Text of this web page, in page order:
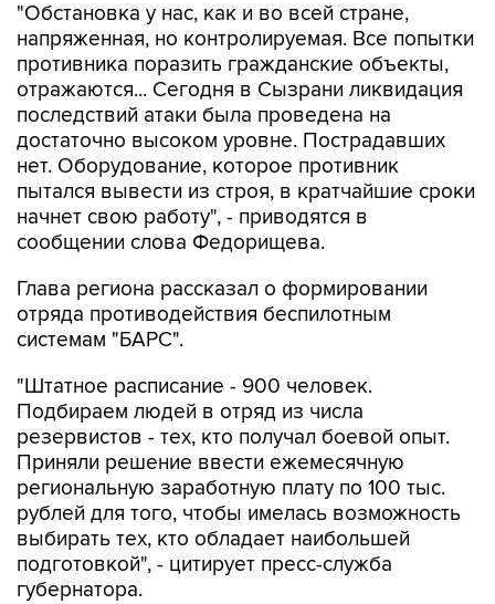
"Обстановка у нас, как и во всей стране,
напряженная, но контролируемая. Все попытки
противника поразить гражданские объекты,
отражаются... Сегодня в Сызрани ликвидация
последствий атаки была проведена на
достаточно высоком уровне. Пострадавших
нет. Оборудование, которое противник
пытался вывести из строя, в кратчайшие сроки
начнет свою работу", - приводятся в
сообщении слова Федорищева.
Глава региона рассказал о формировании
отряда противодействия беспилотным
системам "БАРС".
"Штатное расписание - 900 человек.
Подбираем людей в отряд из числа
резервистов - тех, кто получал боевой опыт.
Приняли решение ввести ежемесячную
региональную заработную плату по 100 тыс.
рублей для того, чтобы имелась возможность
выбирать тех, кто обладает наибольшей
подготовкой", - цитирует пресс-служба
губернатора.